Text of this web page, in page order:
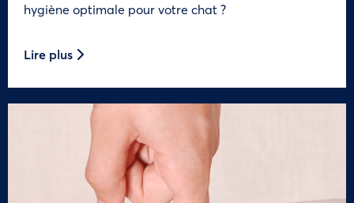
hygiène optimale pour votre chat ?
Lire plus